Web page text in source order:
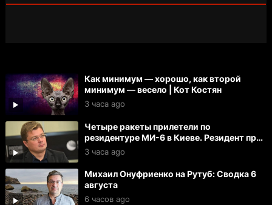
Как минимум — хорошо, как второй
минимум — весело | Кот Костян
3 часа ago
Четыре ракеты прилетели по
резидентуре МИ-6 в Киеве. Резидент при
смерти. Тяжело ранены 27 офицеров
3 часа ago
Михаил Онуфриенко на Рутуб: Сводка 6
августа
6 часов ago